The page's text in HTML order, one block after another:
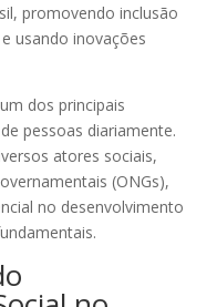
promovendo inclusão
usando inovações
dos principais
pessoas diariamente.
atores sociais,
(ONGs),
no desenvolvimento